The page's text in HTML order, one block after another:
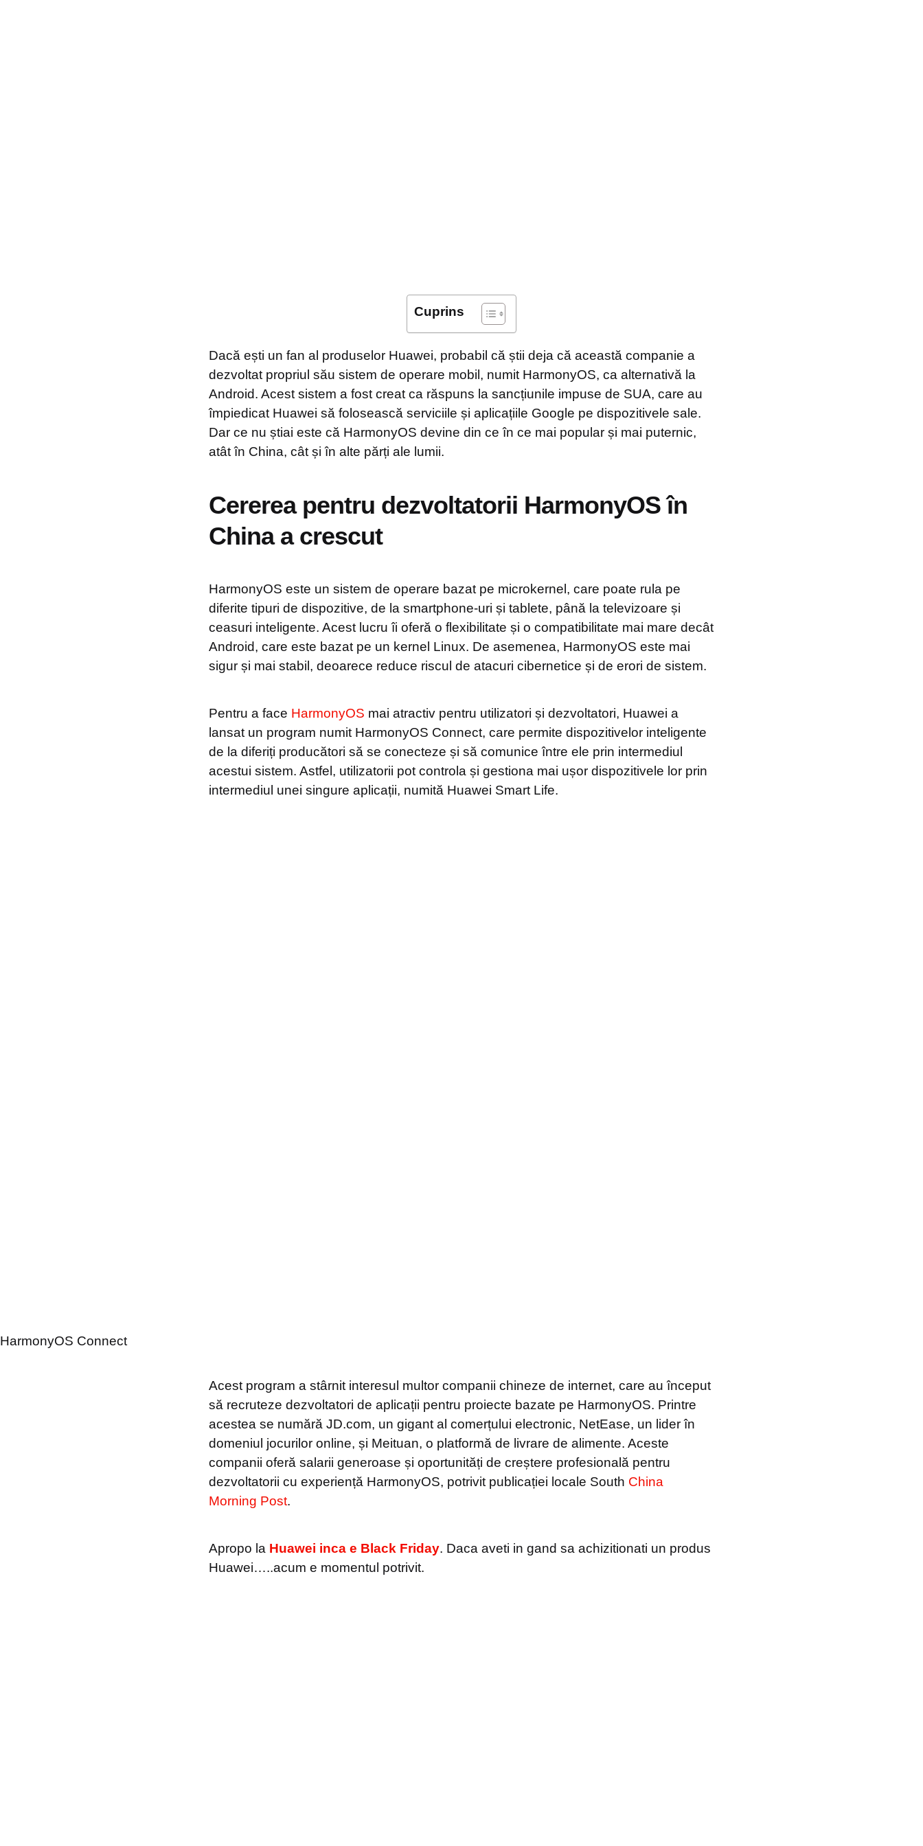
Cuprins
Dacă ești un fan al produselor Huawei, probabil că știi deja că această companie a
dezvoltat propriul său sistem de operare mobil, numit HarmonyOS, ca alternativă la
Android. Acest sistem a fost creat ca răspuns la sancțiunile impuse de SUA, care au
împiedicat Huawei să folosească serviciile și aplicațiile Google pe dispozitivele sale.
Dar ce nu știai este că HarmonyOS devine din ce în ce mai popular și mai puternic,
atât în China, cât și în alte părți ale lumii.
Cererea pentru dezvoltatorii HarmonyOS în
China a crescut
HarmonyOS este un sistem de operare bazat pe microkernel, care poate rula pe
diferite tipuri de dispozitive, de la smartphone-uri și tablete, până la televizoare și
ceasuri inteligente. Acest lucru îi oferă o flexibilitate și o compatibilitate mai mare decât
Android, care este bazat pe un kernel Linux. De asemenea, HarmonyOS este mai
sigur și mai stabil, deoarece reduce riscul de atacuri cibernetice și de erori de sistem.
Pentru a face HarmonyOS mai atractiv pentru utilizatori și dezvoltatori, Huawei a
lansat un program numit HarmonyOS Connect, care permite dispozitivelor inteligente
de la diferiți producători să se conecteze și să comunice între ele prin intermediul
acestui sistem. Astfel, utilizatorii pot controla și gestiona mai ușor dispozitivele lor prin
intermediul unei singure aplicații, numită Huawei Smart Life.
HarmonyOS Connect
Acest program a stârnit interesul multor companii chineze de internet, care au început
să recruteze dezvoltatori de aplicații pentru proiecte bazate pe HarmonyOS. Printre
acestea se numără JD.com, un gigant al comerțului electronic, NetEase, un lider în
domeniul jocurilor online, și Meituan, o platformă de livrare de alimente. Aceste
companii oferă salarii generoase și oportunități de creștere profesională pentru
dezvoltatorii cu experiență HarmonyOS, potrivit publicației locale South China
Morning Post.
Apropo la Huawei inca e Black Friday. Daca aveti in gand sa achizitionati un produs
Huawei…..acum e momentul potrivit.